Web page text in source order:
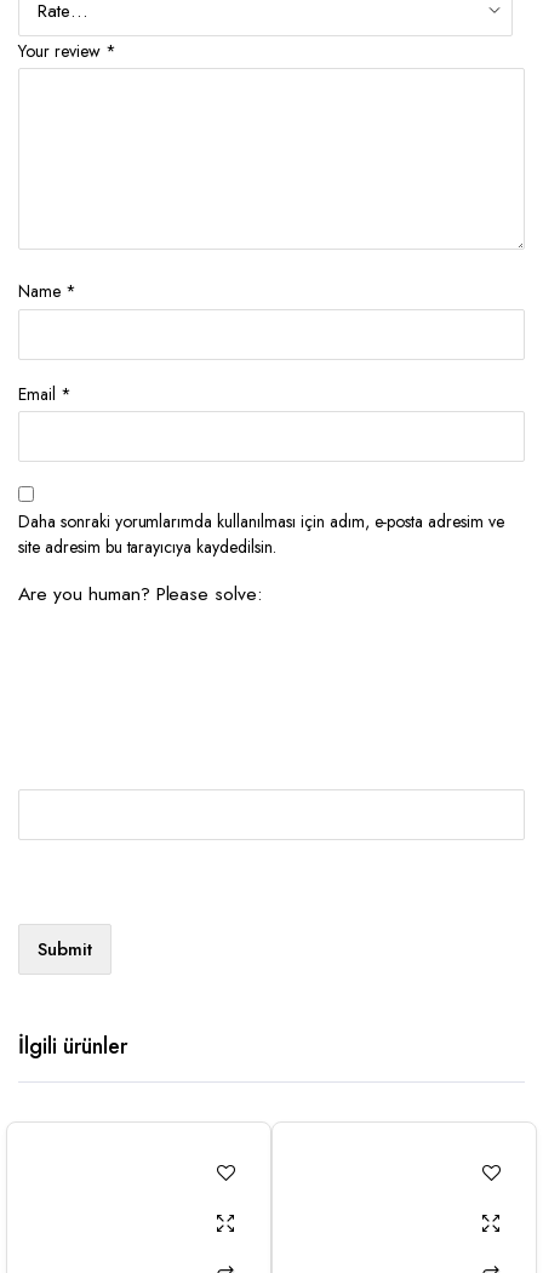
Your review *
Name *
Email *
Daha sonraki yorumlarımda kullanılması için adım, e-posta adresim ve
site adresim bu tarayıcıya kaydedilsin.
Are you human? Please solve:
İlgili ürünler